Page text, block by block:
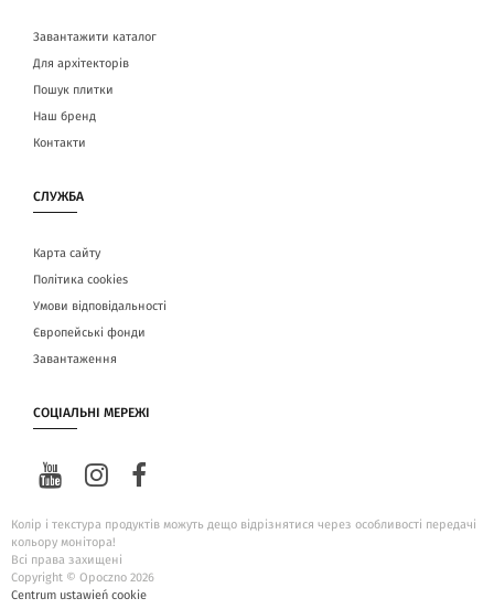
Завантажити каталог
Для архітекторів
Пошук плитки
Наш бренд
Контакти
СЛУЖБА
Карта сайту
Політика cookies
Умови відповідальності
Європейські фонди
Завантаження
СОЦІАЛЬНІ МЕРЕЖІ
Колір і текстура продуктів можуть дещо відрізнятися через особливості передачі
кольору монітора!
Всі права захищені
Copyright © Opoczno 2026
Centrum ustawień cookie